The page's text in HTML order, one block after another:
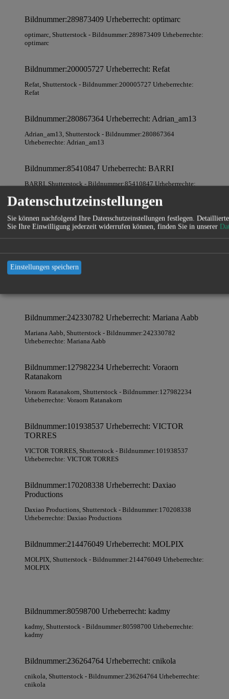
Bildnummer:289873409 Urheberrecht: optimarc
optimarc, Shutterstock - Bildnummer:289873409 Urheberrechte:
optimarc
Bildnummer:200005727 Urheberrecht: Refat
Refat, Shutterstock - Bildnummer:200005727 Urheberrechte:
Refat
Bildnummer:280867364 Urheberrecht: Adrian_am13
Adrian_am13, Shutterstock - Bildnummer:280867364
Urheberrechte: Adrian_am13
Bildnummer:85410847 Urheberrecht: BARRI
BARRI, Shutterstock- Bildnummer:85410847 Urheberrechte:
Bildnummer:235704583 Urheberrecht: Fanfo
Bildnummer:342311285 Urheberrecht: GaudiLab
Bildnummer:242330782 Urheberrecht: Mariana Aabb
Mariana Aabb, Shutterstock - Bildnummer:242330782
Urheberrechte: Mariana Aabb
Bildnummer:127982234 Urheberrecht: Voraorn
Ratanakorn
Voraorn Ratanakorn, Shutterstock - Bildnummer:127982234
Urheberrechte: Voraorn Ratanakorn
Bildnummer:101938537 Urheberrecht: VICTOR
TORRES
VICTOR TORRES, Shutterstock - Bildnummer:101938537
Urheberrechte: VICTOR TORRES
Bildnummer:170208338 Urheberrecht: Daxiao
Productions
Daxiao Productions, Shutterstock - Bildnummer:170208338
Urheberrechte: Daxiao Productions
Bildnummer:214476049 Urheberrecht: MOLPIX
MOLPIX, Shutterstock - Bildnummer:214476049 Urheberrechte:
MOLPIX
Bildnummer:80598700 Urheberrecht: kadmy
kadmy, Shutterstock - Bildnummer:80598700 Urheberrechte:
kadmy
Bildnummer:236264764 Urheberrecht: cnikola
cnikola, Shutterstock - Bildnummer:236264764 Urheberrechte:
cnikola
Datenschutzeinstellungen
Sie können nachfolgend Ihre Datenschutzeinstellungen festlegen.
Sie Ihre Einwilligung jederzeit widerrufen können, finden Sie in unserer
Einstellungen speichern